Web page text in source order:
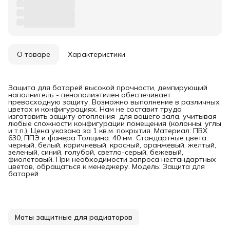
О товаре Характеристики
Защита для батарей высокой прочности, демпирующий
наполнитель - пенополиэтилен обеспечивает
превосходную защиту. Возможно выполнение в различных
цветах и конфигурациях. Нам не составит труда
изготовить защиту отопления для вашего зала, учитывая
любые сложности конфигурации помещения (колонны, углы
и т.п.). Цена указана за 1 кв.м. покрытия. Материал: ПВХ
630, ППЭ и фанера Толщина: 40 мм Стандартные цвета:
черный, белый, коричневый, красный, оранжевый, желтый,
зеленый, синий, голубой, светло-серый, бежевый,
фиолетовый. При необходимости запроса нестандартных
цветов, обращаться к менеджеру. Модель: Защита для
батарей
Маты защитные для радиаторов